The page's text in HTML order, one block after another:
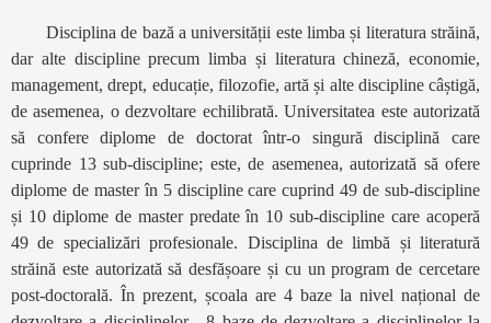
Disciplina de bază a universității este limba și literatura străină,
dar alte discipline precum limba și literatura chineză, economie,
management, drept, educație, filozofie, artă și alte discipline câștigă,
de asemenea, o dezvoltare echilibrată. Universitatea este autorizată
să confere diplome de doctorat într-o singură disciplină care
cuprinde 13 sub-discipline; este, de asemenea, autorizată să ofere
diplome de master în 5 discipline care cuprind 49 de sub-discipline
și 10 diplome de master predate în 10 sub-discipline care acoperă
49 de specializări profesionale. Disciplina de limbă și literatură
străină este autorizată să desfășoare și cu un program de cercetare
post-doctorală. În prezent, școala are 4 baze la nivel național de